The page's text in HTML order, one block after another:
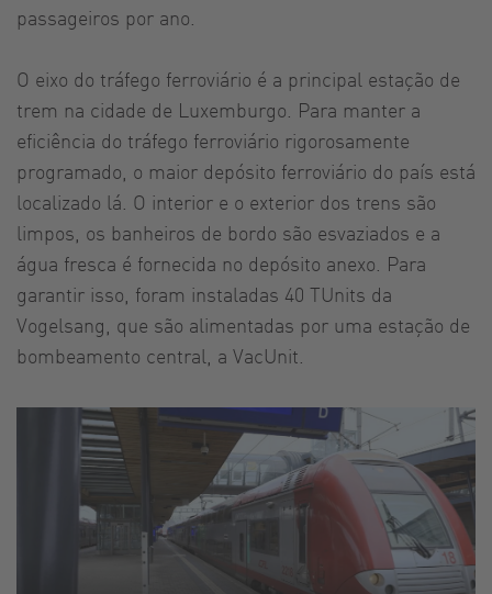
passageiros por ano.
O eixo do tráfego ferroviário é a principal estação de
trem na cidade de Luxemburgo. Para manter a
eficiência do tráfego ferroviário rigorosamente
programado, o maior depósito ferroviário do país está
localizado lá. O interior e o exterior dos trens são
limpos, os banheiros de bordo são esvaziados e a
água fresca é fornecida no depósito anexo. Para
garantir isso, foram instaladas 40 TUnits da
Vogelsang, que são alimentadas por uma estação de
bombeamento central, a VacUnit.